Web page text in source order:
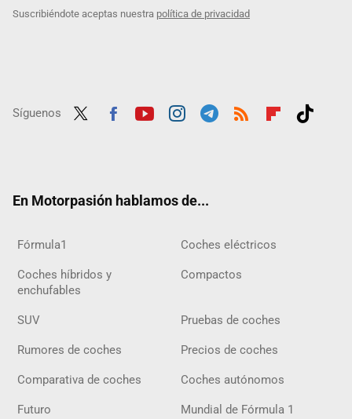
Suscribiéndote aceptas nuestra política de privacidad
Síguenos
En Motorpasión hablamos de...
Fórmula1 Coches eléctricos
Coches híbridos y
enchufables
Compactos
SUV Pruebas de coches
Rumores de coches Precios de coches
Comparativa de coches Coches autónomos
Futuro Mundial de Fórmula 1